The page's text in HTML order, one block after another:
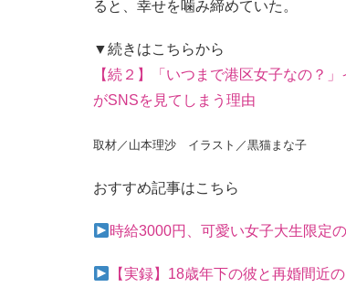
ると、幸せを噛み締めていた。
▼続きはこちらから
【続２】「いつまで港区女子なの？
がSNSを見てしまう理由
取材／山本理沙 イラスト／黒猫まな子
おすすめ記事はこちら
時給3000円、可愛い女子大生限定
【実録】18歳年下の彼と再婚間近